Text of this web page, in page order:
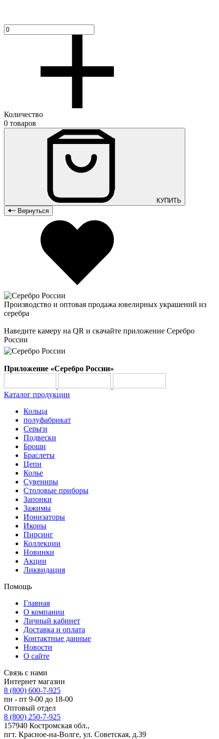
Количество
0 товаров
КУПИТЬ
Вернуться
Производство и оптовая продажа ювелирных украшений из
серебра
Наведите камеру на QR и скачайте приложение Серебро
России
Приложение «Серебро России»
Каталог продукции
Кольца
полуфабрикат
Серьги
Подвески
Броши
Браслеты
Цепи
Колье
Сувениры
Столовые приборы
Запонки
Зажимы
Ионизаторы
Иконы
Пирсинг
Коллекции
Новинки
Акции
Ликвидация
Помощь
Главная
О компании
Личный кабинет
Доставка и оплата
Контактные данные
Новости
О сайте
Связь с нами
Интернет магазин
8 (800) 600-7-925
пн - пт 9-00 до 18-00
Оптовый отдел
8 (800) 250-7-925
157940 Костромская обл.,
пгт. Красное-на-Волге, ул. Советская, д.39